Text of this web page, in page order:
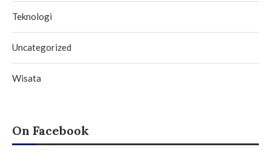
Teknologi
Uncategorized
Wisata
On Facebook